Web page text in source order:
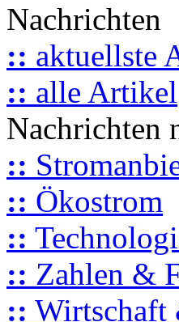
Nachrichten
:: aktuellste
:: alle Artikel
Nachrichten
::
:: Ökostrom
::
:: Zahlen &
::